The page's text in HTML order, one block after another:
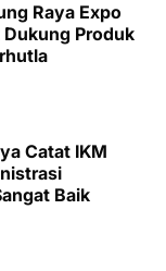
Raya Expo
Produk
Catat IKM
Baik